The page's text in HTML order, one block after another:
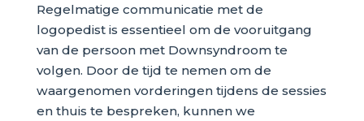
Regelmatige communicatie met de
logopedist is essentieel om de vooruitgang
van de persoon met Downsyndroom te
volgen. Door de tijd te nemen om de
waargenomen vorderingen tijdens de sessies
en thuis te bespreken, kunnen we